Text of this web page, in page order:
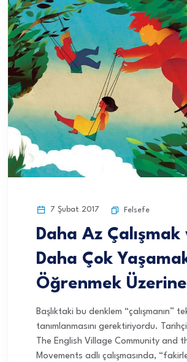
7 Şubat 2017 Felsefe
Daha Az Çalışmak
Daha Çok
Öğrenmek Üzerine
Başlıktaki bu denklem “çalışmanın”
tanımlanmasını gerektiriyordu.
The English Village Community and
Movements adlı çalışmasında,